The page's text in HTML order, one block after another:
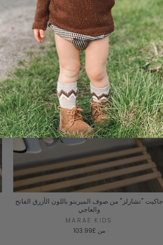
جاكيت "تشارلز" من صوف الميرينو باللون الأزرق الفاتح
والعاجي
MARAE KIDS
من £103.99